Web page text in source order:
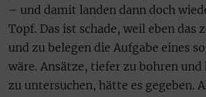
– und damit landen dann doch
Topf. Das ist schade, weil eben das
und zu belegen die Aufgabe eines
wäre. Ansätze, tiefer zu bohren
zu untersuchen, hätte es gegeben.